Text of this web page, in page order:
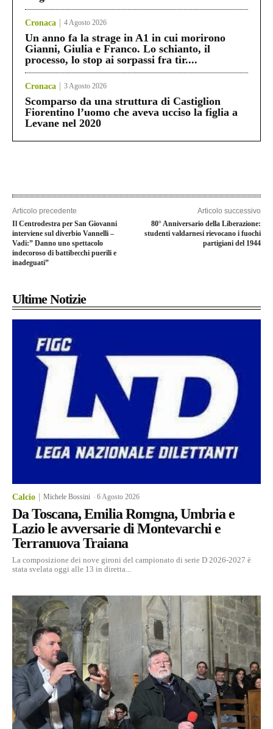
Cronaca 4 Agosto 2026
Un anno fa la strage in A1 in cui morirono
Gianni, Giulia e Franco. Lo schianto, il
processo, lo stop ai sorpassi fra tir....
Cronaca 3 Agosto 2026
Scomparso da una struttura di Castiglion
Fiorentino l’uomo che aveva ucciso la figlia a
Levane nel 2020
Articolo precedente
Il Centrodestra per San Giovanni
interviene sul diverbio Vannelli –
Vadi:” Danno uno spettacolo
indecoroso di battibecchi puerili e
inadeguati”
Articolo successivo
80° Anniversario della Liberazione:
studenti valdarnesi rievocano i fuochi
partigiani del 1944
Ultime Notizie
Calcio Michele Bossini -6 Agosto 2026
Da Toscana, Emilia Romgna, Umbria e
Lazio le avversarie di Montevarchi e
Terranuova Traiana
La composizione dei nove gironi del campionato di serie D 2026-2027 è
stata svelata oggi alle 13 in diretta...